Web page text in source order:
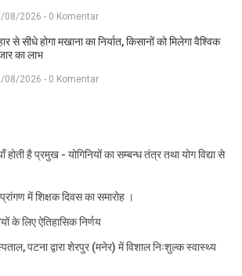
08/2026 - 0 Komentar
से सीधे होगा मखाना का निर्यात, किसानों को मिलेगा वैश्विक
का लाभ
08/2026 - 0 Komentar
होती है प्रमुख - योगिनियों का सम्बन्ध तंत्र तथा योग विद्या से
में शिक्षक दिवस का समारोह ।
के लिए ऐतिहासिक निर्णय
पटना द्वारा शेरपुर (मनेर) में विशाल निःशुल्क स्वास्थ्य